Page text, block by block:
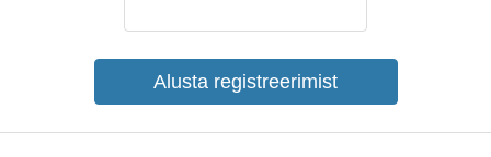
Alusta registreerimist